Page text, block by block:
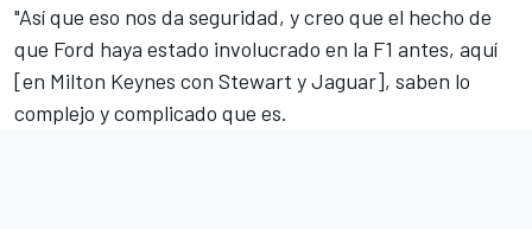
"Así que eso nos da seguridad, y creo que el hecho de
que Ford haya estado involucrado en la F1 antes, aquí
[en Milton Keynes con Stewart y Jaguar], saben lo
complejo y complicado que es.